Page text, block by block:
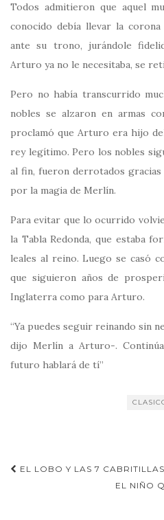
Todos admitieron que aquel
conocido debía llevar la
ante su trono, jurándole
Arturo ya no le necesitaba, se
Pero no había transcurrido
nobles se alzaron en armas
proclamó que Arturo era hijo
rey legítimo. Pero los nobles
al fin, fueron derrotados
por la magia de Merlín.
Para evitar que lo ocurrido
la Tabla Redonda, que estaba
leales al reino. Luego se casó
que siguieron años de
Inglaterra como para Arturo.
“Ya puedes seguir reinando sin
dijo Merlín a Arturo-.
futuro hablará de tí”
Navegación
EL LOBO Y LAS 7 CABRITILLAS
EL NIÑO